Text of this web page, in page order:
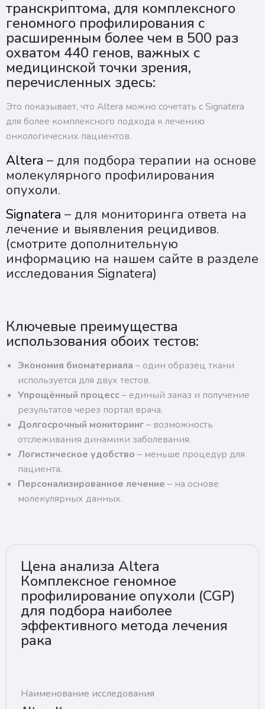
транскриптома, для комплексного
геномного профилирования с
расширенным более чем в 500 раз
охватом 440 генов, важных с
медицинской точки зрения,
перечисленных здесь:
Это показывает, что Altera можно сочетать с Signatera
для более комплексного подхода к лечению
онкологических пациентов.
Altera – для подбора терапии на основе
молекулярного профилирования
опухоли.
Signatera – для мониторинга ответа на
лечение и выявления рецидивов.
(смотрите дополнительную
информацию на нашем сайте в разделе
исследования Signatera)
Ключевые преимущества
использования обоих тестов:
Экономия биоматериала – один образец ткани
используется для двух тестов.
Упрощённый процесс– единый заказ и получение
результатов через портал врача.
Долгосрочный мониторинг– возможность
отслеживания динамики заболевания.
Логистическое удобство – меньше процедур для
пациента.
Персонализированное лечение – на основе
молекулярных данных.
Цена анализа Altera
Комплексное геномное
профилирование опухоли (CGP)
для подбора наиболее
эффективного метода лечения
рака
Наименование исследования